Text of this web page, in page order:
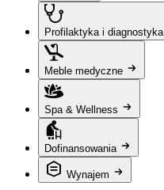
Profilaktyka i diagnostyka
Meble medyczne
Spa & Wellness
Dofinansowania
Wynajem